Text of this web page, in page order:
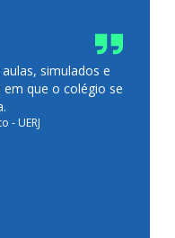
simulados e
que o colégio se
- UERJ